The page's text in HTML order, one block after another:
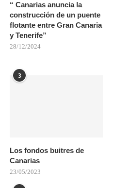
“ Canarias anuncia la
construcción de un puente
flotante entre Gran Canaria
y Tenerife”
28/12/2024
3
Los fondos buitres de
Canarias
23/05/2023